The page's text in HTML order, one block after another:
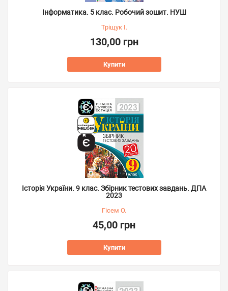
Інформатика. 5 клас. Робочий зошит. НУШ
Тріщук І.
130,00 грн
Купити
Історія України. 9 клас. Збірник тестових завдань. ДПА
2023
Гісем О.
45,00 грн
Купити